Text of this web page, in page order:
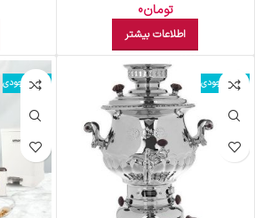
تومان0
اطلاعات بیشتر
اتمام موجودی اتمام موجودی